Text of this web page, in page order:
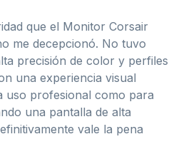
que el Monitor Corsair
me decepcionó. No tuvo
precisión de color y perfiles
una experiencia visual
uso profesional como para
una pantalla de alta
vale la pena